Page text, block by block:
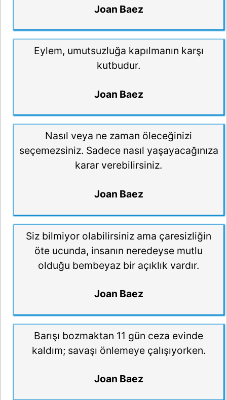
Joan Baez
Eylem, umutsuzluğa kapılmanın karşı
kutbudur.
Joan Baez
Nasıl veya ne zaman öleceğinizi
seçemezsiniz. Sadece nasıl yaşayacağınıza
karar verebilirsiniz.
Joan Baez
Siz bilmiyor olabilirsiniz ama çaresizliğin
öte ucunda, insanın neredeyse mutlu
olduğu bembeyaz bir açıklık vardır.
Joan Baez
Barışı bozmaktan 11 gün ceza evinde
kaldım; savaşı önlemeye çalışıyorken.
Joan Baez